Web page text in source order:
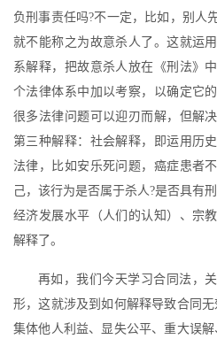
负刑事责任吗?不一定，比如，别人
就不能称之为故意杀人了。这就运
系解释，把故意杀人放在《刑法》
个法律体系中加以考察，以确定它
很多法律问题可以迎刃而解，但解
第三种解释：社会解释，即运用历
法律，比如安乐死问题，癌症患者
己，该行为是否属于杀人?是否具有
经济发展水平（人们的认知）、宗
解释了。
再如，我们今天学习合同法，
形，这就涉及到如何解释导致合同
集体他人利益、显失公平、重大误